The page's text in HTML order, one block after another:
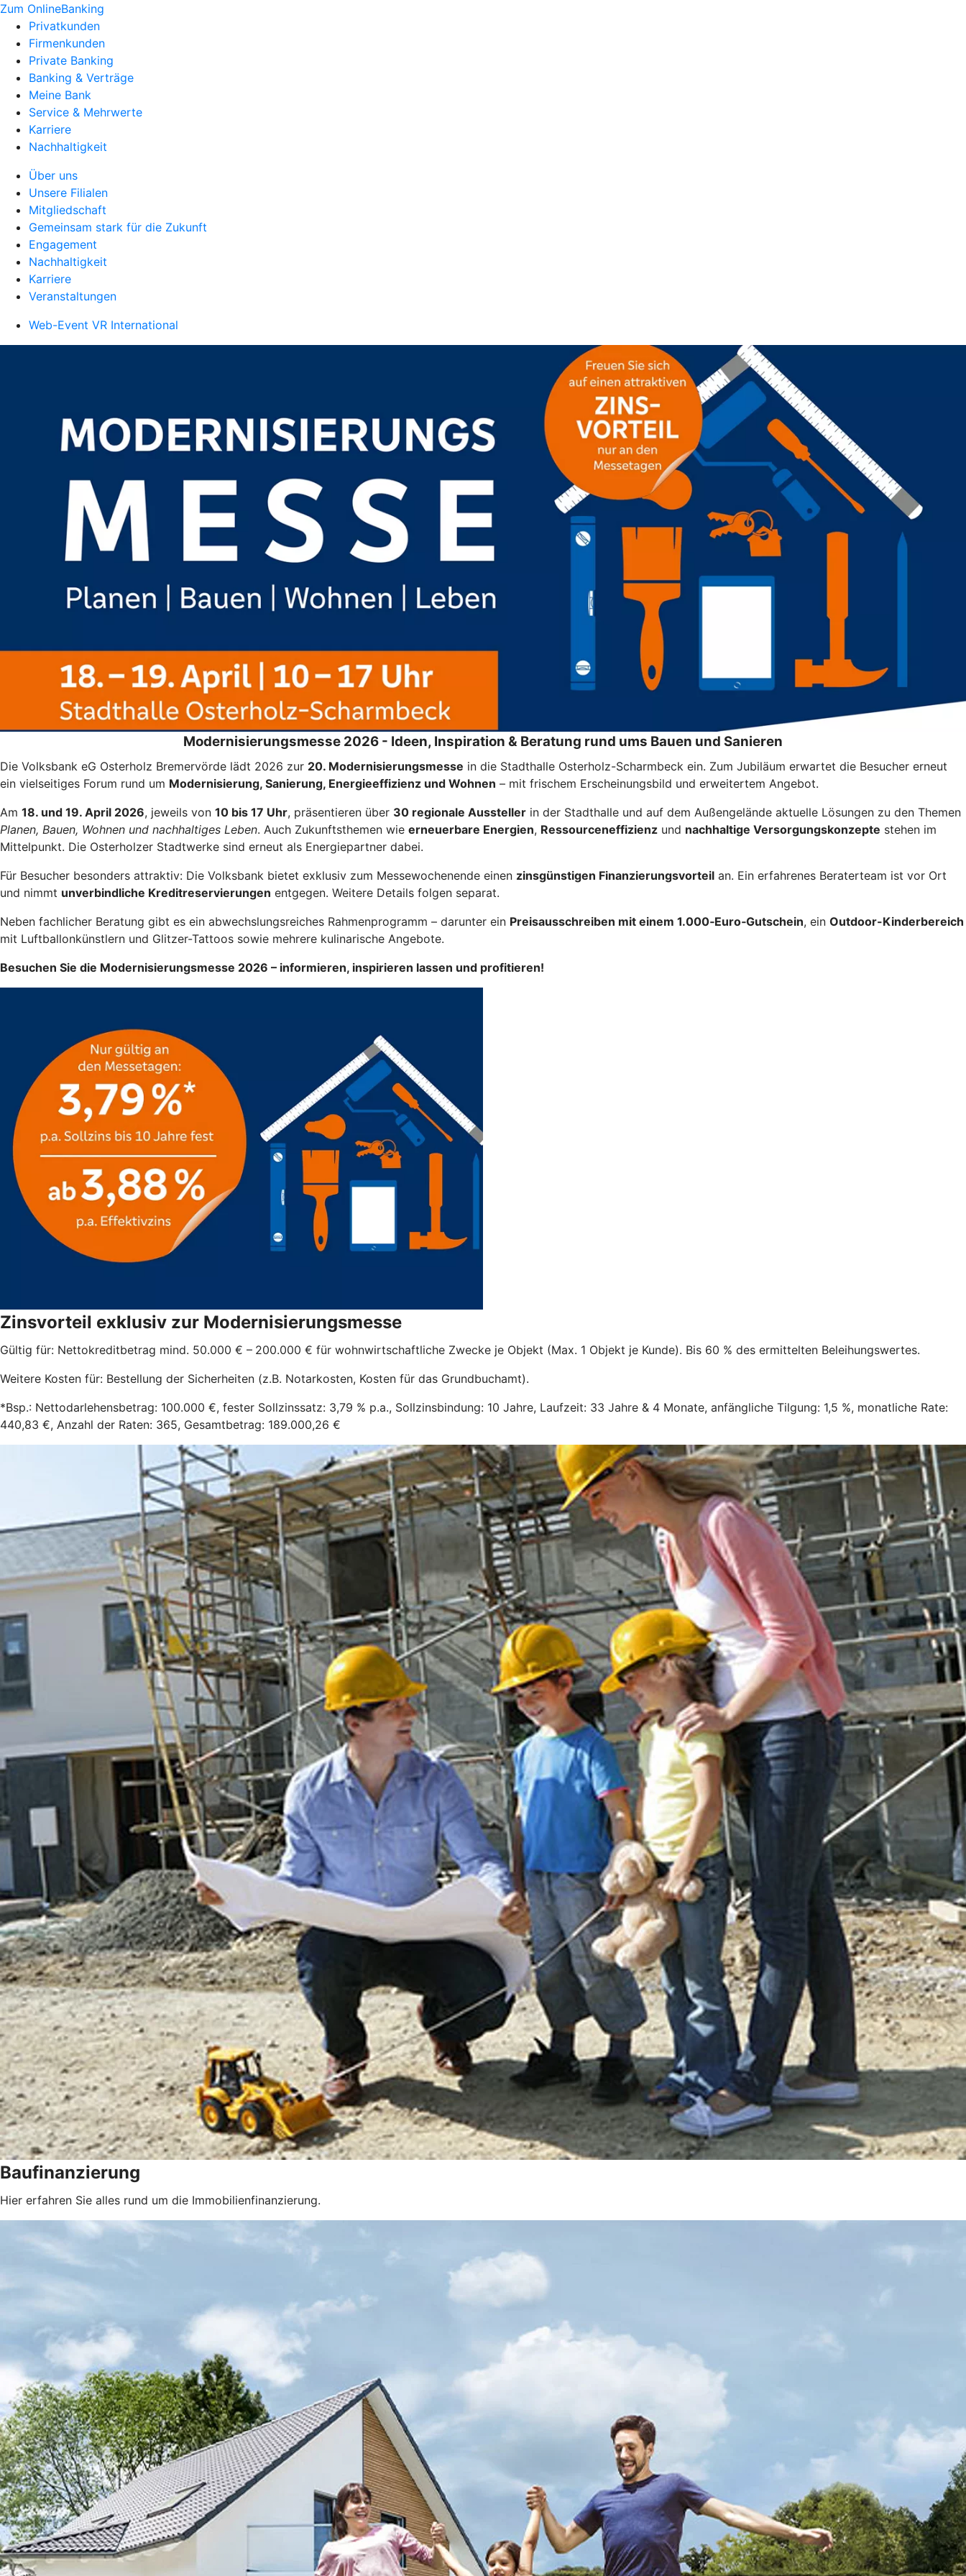
Zum OnlineBanking
Privatkunden
Firmenkunden
Private Banking
Banking & Verträge
Meine Bank
Service & Mehrwerte
Karriere
Nachhaltigkeit
Über uns
Unsere Filialen
Mitgliedschaft
Gemeinsam stark für die Zukunft
Engagement
Nachhaltigkeit
Karriere
Veranstaltungen
Web-Event VR International
Modernisierungsmesse 2026 - Ideen, Inspiration & Beratung rund ums Bauen und Sanieren
Die Volksbank eG Osterholz Bremervörde lädt 2026 zur 20. Modernisierungsmesse in die Stadthalle Osterholz-Scharmbeck ein. Zum Jubiläum erwartet die Besucher erneut
ein vielseitiges Forum rund um Modernisierung, Sanierung, Energieeffizienz und Wohnen – mit frischem Erscheinungsbild und erweitertem Angebot.
Am 18. und 19. April 2026, jeweils von 10 bis 17 Uhr, präsentieren über 30 regionale Aussteller in der Stadthalle und auf dem Außengelände aktuelle Lösungen zu den Themen
Planen, Bauen, Wohnen und nachhaltiges Leben. Auch Zukunftsthemen wie erneuerbare Energien, Ressourceneffizienz und nachhaltige Versorgungskonzepte stehen im
Mittelpunkt. Die Osterholzer Stadtwerke sind erneut als Energiepartner dabei.
Für Besucher besonders attraktiv: Die Volksbank bietet exklusiv zum Messewochenende einen zinsgünstigen Finanzierungsvorteil an. Ein erfahrenes Beraterteam ist vor Ort
und nimmt unverbindliche Kreditreservierungen entgegen. Weitere Details folgen separat.
Neben fachlicher Beratung gibt es ein abwechslungsreiches Rahmenprogramm – darunter ein Preisausschreiben mit einem 1.000‑Euro‑Gutschein, ein Outdoor-Kinderbereich
mit Luftballonkünstlern und Glitzer-Tattoos sowie mehrere kulinarische Angebote.
Besuchen Sie die Modernisierungsmesse 2026 – informieren, inspirieren lassen und profitieren!
Zinsvorteil exklusiv zur Modernisierungsmesse
Gültig für: Nettokreditbetrag mind. 50.000 € – 200.000 € für wohnwirtschaftliche Zwecke je Objekt (Max. 1 Objekt je Kunde). Bis 60 % des ermittelten Beleihungswertes.
Weitere Kosten für: Bestellung der Sicherheiten (z.B. Notarkosten, Kosten für das Grundbuchamt).
*Bsp.: Nettodarlehensbetrag: 100.000 €, fester Sollzinssatz: 3,79 % p.a., Sollzinsbindung: 10 Jahre, Laufzeit: 33 Jahre & 4 Monate, anfängliche Tilgung: 1,5 %, monatliche Rate:
440,83 €, Anzahl der Raten: 365, Gesamtbetrag: 189.000,26 €
Baufinanzierung
Hier erfahren Sie alles rund um die Immobilienfinanzierung.